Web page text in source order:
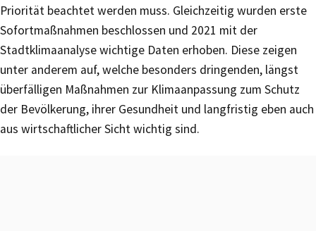
Priorität beachtet werden muss. Gleichzeitig wurden erste
Sofortmaßnahmen beschlossen und 2021 mit der
Stadtklimaanalyse wichtige Daten erhoben. Diese zeigen
unter anderem auf, welche besonders dringenden, längst
überfälligen Maßnahmen zur Klimaanpassung zum Schutz
der Bevölkerung, ihrer Gesundheit und langfristig eben auch
aus wirtschaftlicher Sicht wichtig sind.